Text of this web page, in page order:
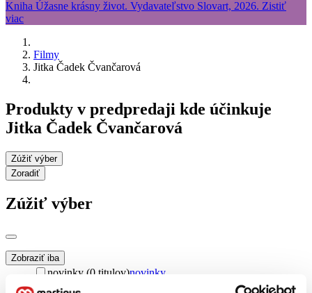
Filmy
Jitka Čadek Čvančarová
Produkty v predpredaji kde účinkuje
Jitka Čadek Čvančarová
Zúžiť výber
Zoradiť
Zúžiť výber
Zobraziť iba
novinky (0 titulov)novinky
zľavnené tituly (0 titulov)